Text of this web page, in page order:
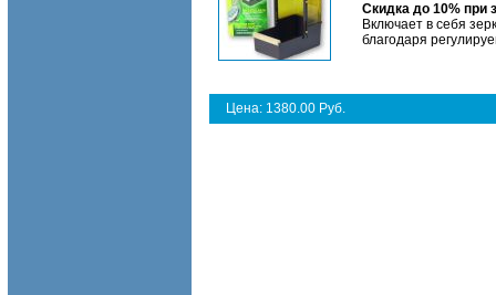
Скидка до 10% при
Включает в себя
благодаря
Цена: 1380.00 Руб.